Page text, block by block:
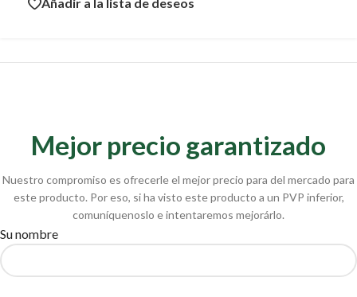
Mejor precio garantizado
Nuestro compromiso es ofrecerle el mejor precio para del mercado para
este producto. Por eso, si ha visto este producto a un PVP inferior,
comuníquenoslo e intentaremos mejorárlo.
Su nombre